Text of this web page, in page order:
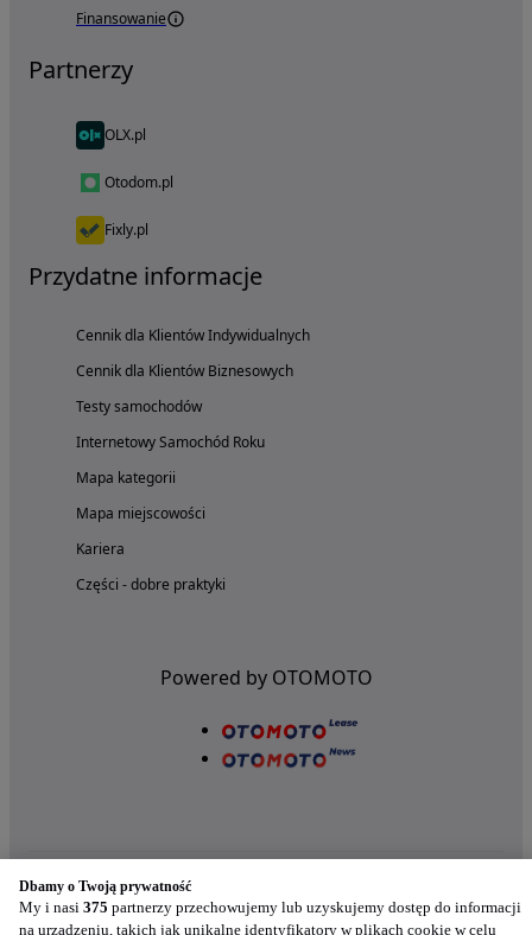
Finansowanie
Partnerzy
OLX.pl
Otodom.pl
Fixly.pl
Przydatne informacje
Cennik dla Klientów Indywidualnych
Cennik dla Klientów Biznesowych
Testy samochodów
Internetowy Samochód Roku
Mapa kategorii
Mapa miejscowości
Kariera
Części - dobre praktyki
Powered by OTOMOTO
Nasze aplikacje w twoim telefonie
Dbamy o Twoją prywatność
My i nasi 375 partnerzy przechowujemy lub uzyskujemy dostęp do informacji
na urządzeniu, takich jak unikalne identyfikatory w plikach cookie w celu